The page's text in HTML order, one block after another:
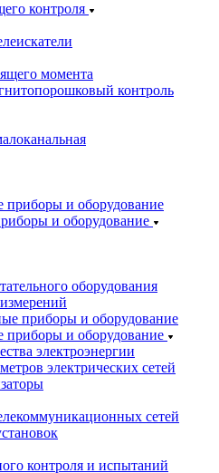
контроля
момента
контроль
и оборудование
оборудования
приборы и оборудование
электроэнергии
электрических сетей
сетей